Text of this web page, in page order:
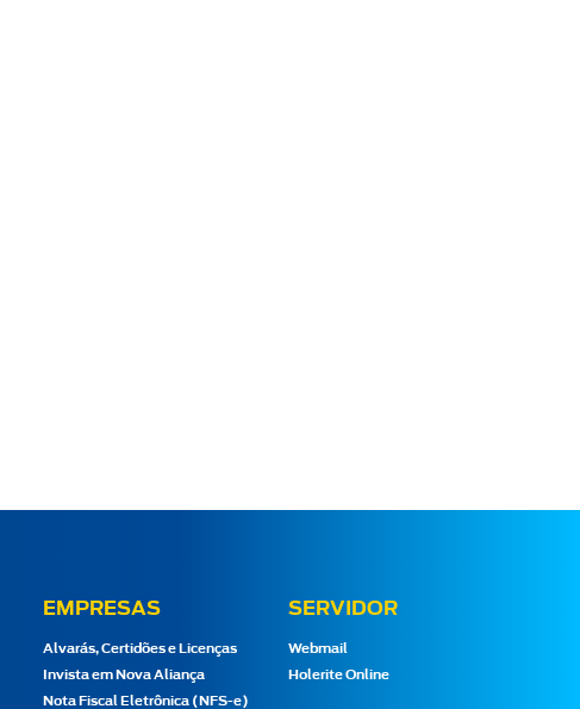
EMPRESAS
Alvarás, Certidões e Licenças
Invista em Nova Aliança
Nota Fiscal Eletrônica (NFS-e)
SERVIDOR
Webmail
Holerite Online